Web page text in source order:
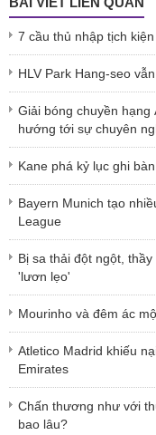
7 cầu thủ nhập tịch
HLV Park Hang-seo
Giải bóng chuyền
hướng tới sự chuyên
Kane phá kỷ lục ghi
Bayern Munich tạo
League
Bị sa thải đột ngột,
'lươn lẹo'
Mourinho và đêm ác
Atletico Madrid khiếu
Emirates
Chấn thương như với
bao lâu?